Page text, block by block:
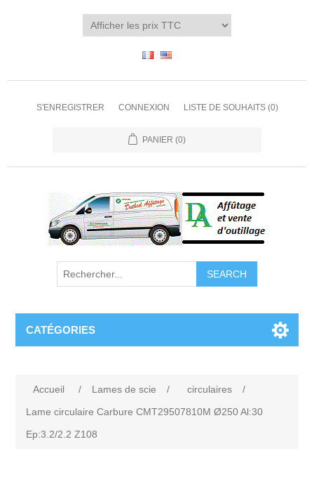
S'ENREGISTRER CONNEXION LISTE DE SOUHAITS (0)
PANIER (0)
CATÉGORIES
Accueil / Lames de scie / circulaires
/
Lame circulaire Carbure CMT29507810M Ø250 Al:30
Ep:3.2/2.2 Z108